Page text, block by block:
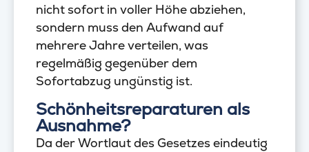
nicht sofort in voller Höhe abziehen,
sondern muss den Aufwand auf
mehrere Jahre verteilen, was
regelmäßig gegenüber dem
Sofortabzug ungünstig ist.
Schönheitsreparaturen als
Ausnahme?
Da der Wortlaut des Gesetzes eindeutig